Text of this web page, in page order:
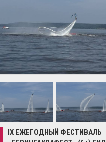
IX ЕЖЕГОДНЫЙ ФЕСТИВАЛЬ